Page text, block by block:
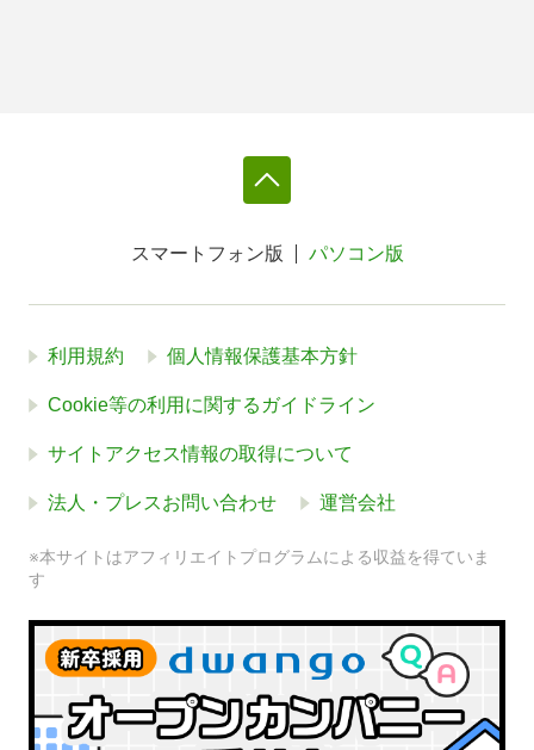
スマートフォン版 パソコン版
利用規約 個人情報保護基本方針
Cookie等の利用に関するガイドライン
サイトアクセス情報の取得について
法人・プレスお問い合わせ 運営会社
※本サイトはアフィリエイトプログラムによる収益を得ていま
す